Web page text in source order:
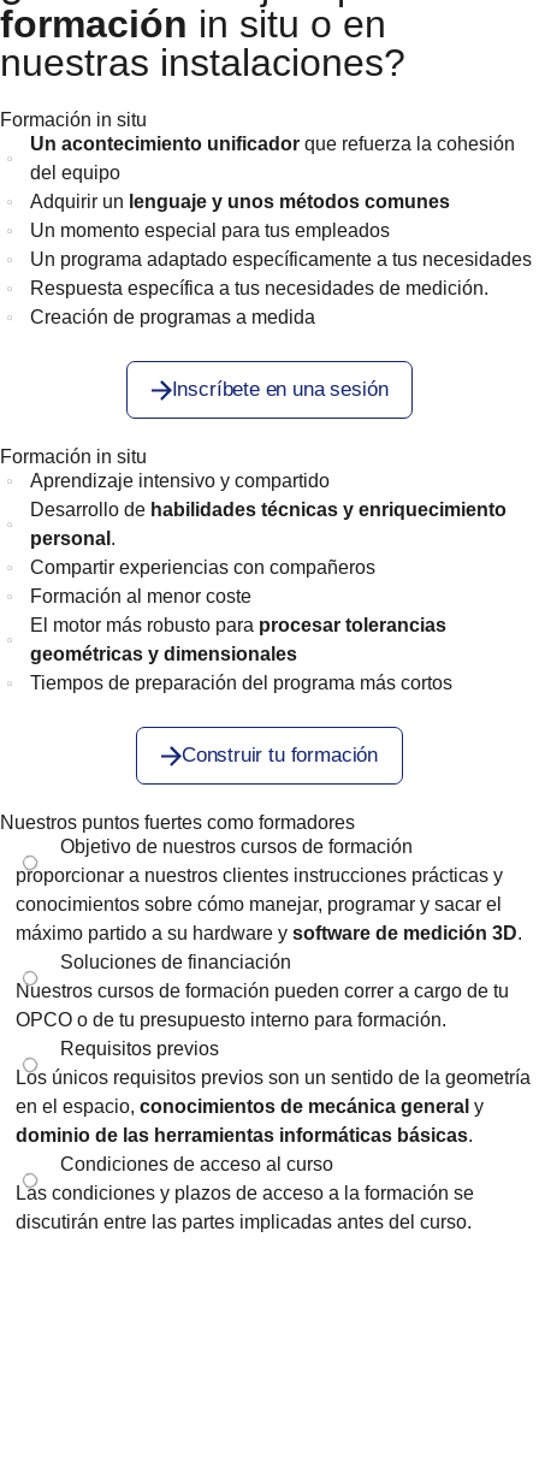
formación in situ o en
nuestras instalaciones?
Formación in situ
Un acontecimiento unificador que refuerza la cohesión
del equipo
Adquirir un lenguaje y unos métodos comunes
Un momento especial para tus empleados
Un programa adaptado específicamente a tus necesidades
Respuesta específica a tus necesidades de medición.
Creación de programas a medida
Inscríbete en una sesión
Formación in situ
Aprendizaje intensivo y compartido
Desarrollo de habilidades técnicas y enriquecimiento
personal .
Compartir experiencias con compañeros
Formación al menor coste
El motor más robusto para procesar tolerancias
geométricas y dimensionales
Tiempos de preparación del programa más cortos
Construir tu formación
Nuestros puntos fuertes como formadores
Objetivo de nuestros cursos de formación
proporcionar a nuestros clientes instrucciones prácticas y
conocimientos sobre cómo manejar, programar y sacar el
máximo partido a su hardware y software de medición 3D.
Soluciones de financiación
Nuestros cursos de formación pueden correr a cargo de tu
OPCO o de tu presupuesto interno para formación.
Requisitos previos
Los únicos requisitos previos son un sentido de la geometría
en el espacio, conocimientos de mecánica general y
dominio de las herramientas informáticas básicas.
Condiciones de acceso al curso
Las condiciones y plazos de acceso a la formación se
discutirán entre las partes implicadas antes del curso.